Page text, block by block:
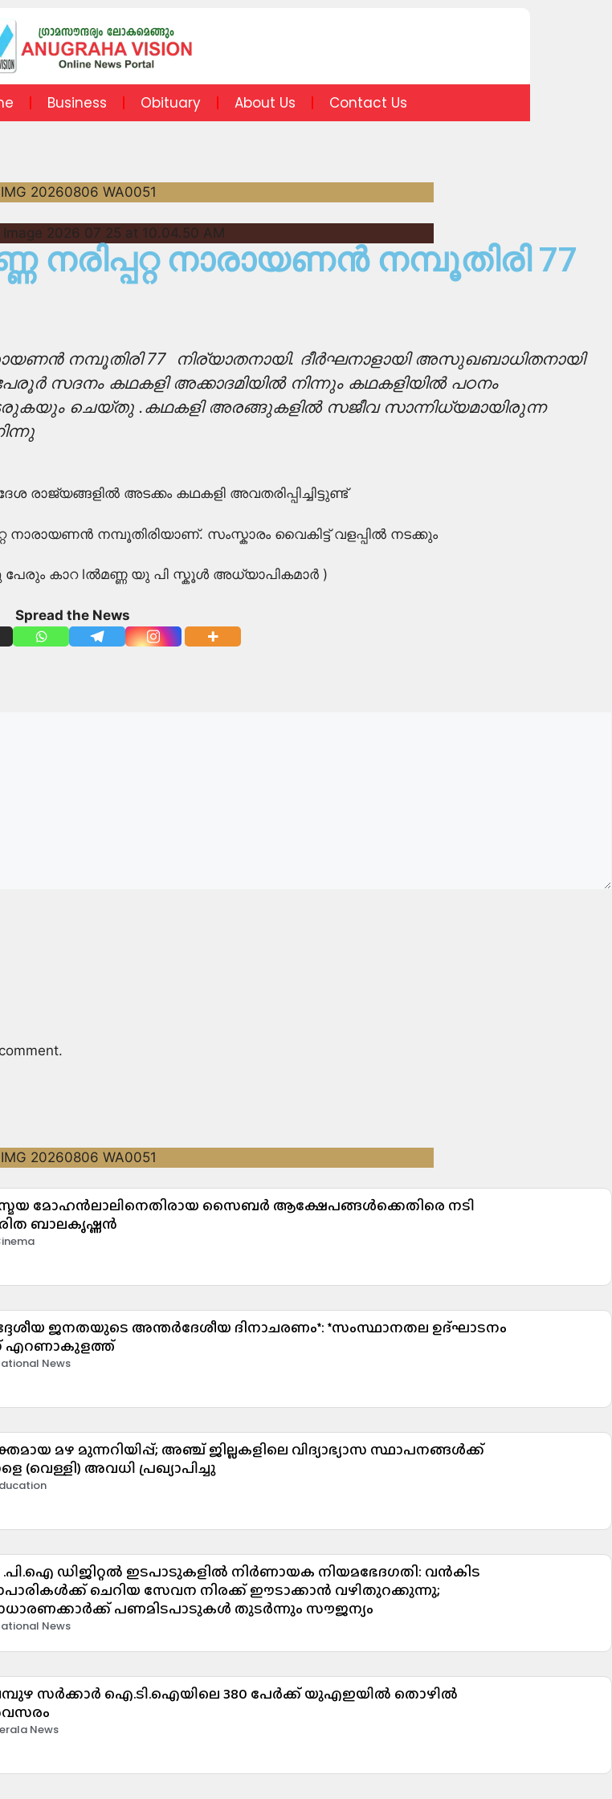
Business Obituary About Us Contact Us
നാരായണൻ നമ്പൂതിരി 77
നമ്പൂതിരി 77 നിര്യാതനായി. ദീർഘനാളായി അസുഖബാധിതനായി
സദനം കഥകളി അക്കാദമിയിൽ നിന്നും കഥകളിയിൽ പഠനം
ചെയ്തു .കഥകളി അരങ്ങുകളിൽ സജീവ സാന്നിധ്യമായിരുന്ന
അടക്കം കഥകളി അവതരിപ്പിച്ചിട്ടുണ്ട്
നാരായണൻ നമ്പൂതിരിയാണ്. സംസ്കാരം വൈകിട്ട് വളപ്പിൽ നടക്കും
കാറ lൽമണ്ണ യു പി സ്കൂൾ അധ്യാപികമാർ )
Spread the News
മോഹൻലാലിനെതിരായ സൈബർ ആക്ഷേപങ്ങൾക്കെതിരെ നടി
ബാലകൃഷ്ണൻ
ജനതയുടെ അന്തർദേശീയ ദിനാചരണം*: *സംസ്ഥാനതല ഉദ്ഘാടനം
എറണാകുളത്ത്
News
മഴ മുന്നറിയിപ്പ്; അഞ്ച് ജില്ലകളിലെ വിദ്യാഭ്യാസ സ്ഥാപനങ്ങൾക്ക്
(വെള്ളി) അവധി പ്രഖ്യാപിച്ചു
ഡിജിറ്റൽ ഇടപാടുകളിൽ നിർണായക നിയമഭേദഗതി: വൻകിട
ചെറിയ സേവന നിരക്ക് ഈടാക്കാൻ വഴിതുറക്കുന്നു;
പണമിടപാടുകൾ തുടർന്നും സൗജന്യം
News
സർക്കാർ ഐ.ടി.ഐയിലെ 380 പേർക്ക് യുഎഇയിൽ തൊഴിൽ
News